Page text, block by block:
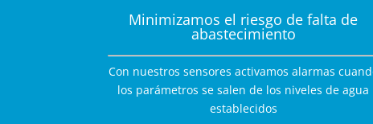
Minimizamos el riesgo de falta de
abastecimiento
Con nuestros sensores activamos alarmas
los parámetros se salen de los niveles de agua
establecidos